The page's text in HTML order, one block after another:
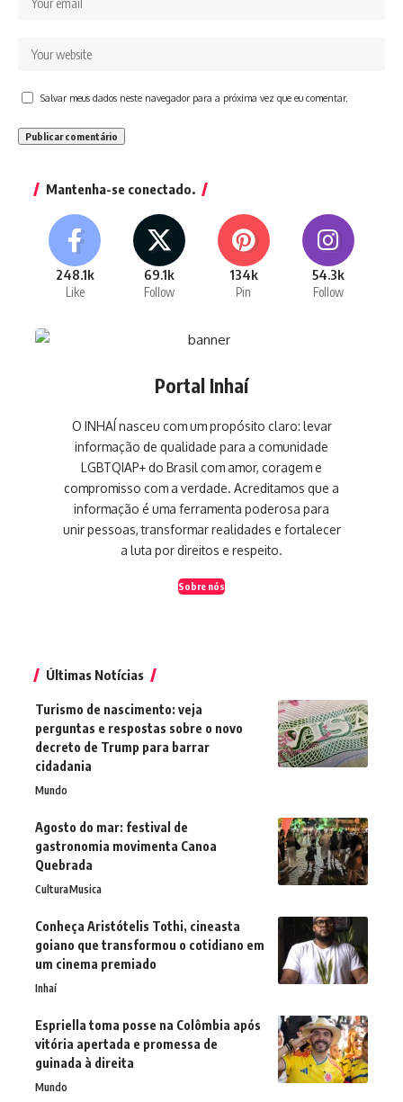
Salvar meus dados neste navegador para a próxima vez que eu comentar.
Mantenha-se conectado.
248.1k
Like
69.1k
Follow
134k
Pin
54.3k
Follow
Portal Inhaí
O INHAÍ nasceu com um propósito claro: levar
informação de qualidade para a comunidade
LGBTQIAP+ do Brasil com amor, coragem e
compromisso com a verdade. Acreditamos que a
informação é uma ferramenta poderosa para
unir pessoas, transformar realidades e fortalecer
a luta por direitos e respeito.
Sobre nós
Últimas Notícias
Turismo de nascimento: veja
perguntas e respostas sobre o novo
decreto de Trump para barrar
cidadania
Mundo
Agosto do mar: festival de
gastronomia movimenta Canoa
Quebrada
CulturaMusica
Conheça Aristótelis Tothi, cineasta
goiano que transformou o cotidiano em
um cinema premiado
Inhaí
Espriella toma posse na Colômbia após
vitória apertada e promessa de
guinada à direita
Mundo